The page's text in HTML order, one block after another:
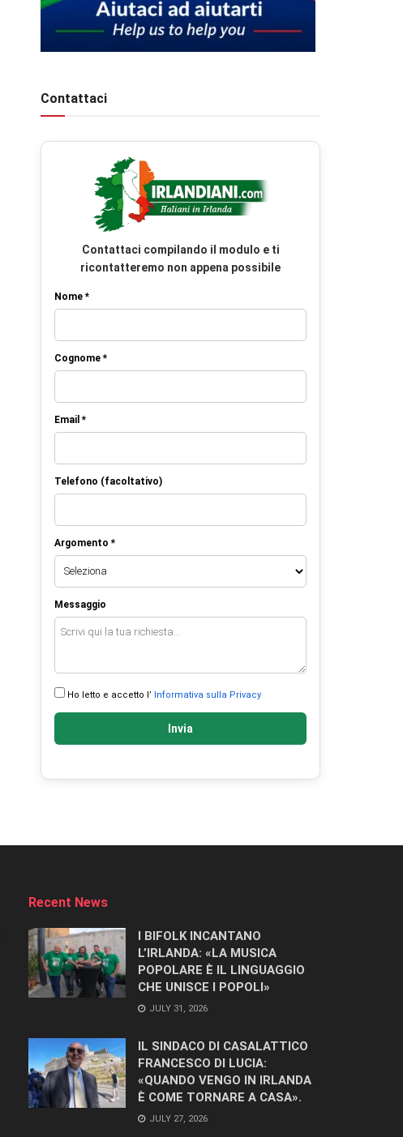
Contattaci
Contattaci compilando il modulo e ti
ricontatteremo non appena possibile
Nome *
Cognome *
Email *
Telefono (facoltativo)
Argomento *
Messaggio
Ho letto e accetto l’ Informativa sulla Privacy
Invia
Recent News
I BIFOLK INCANTANO
L’IRLANDA: «LA MUSICA
POPOLARE È IL LINGUAGGIO
CHE UNISCE I POPOLI»
JULY 31, 2026
IL SINDACO DI CASALATTICO
FRANCESCO DI LUCIA:
«QUANDO VENGO IN IRLANDA
È COME TORNARE A CASA».
JULY 27, 2026